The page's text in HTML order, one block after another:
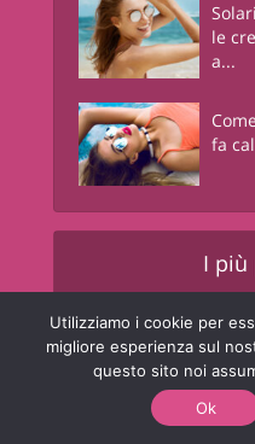
le
a...
fa
I più
Utilizziamo i cookie per
migliore esperienza sul
questo sito noi
Ok